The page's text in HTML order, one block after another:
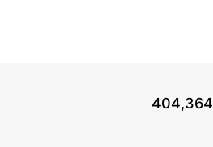
404,364